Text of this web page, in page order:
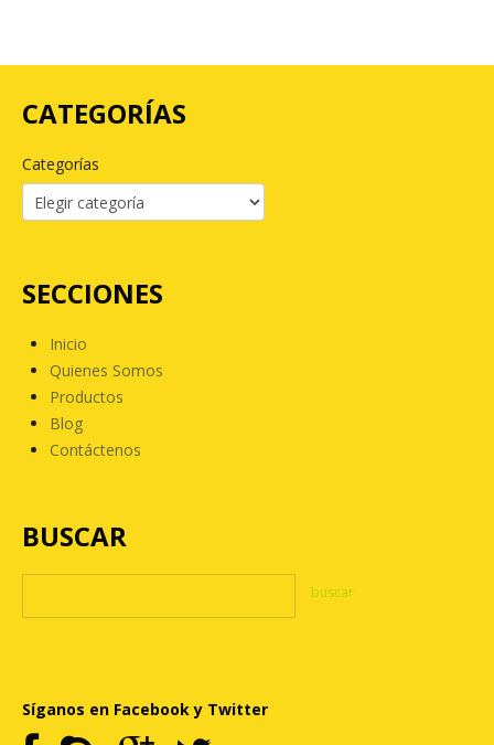
CATEGORÍAS
Categorías
SECCIONES
Inicio
Quienes Somos
Productos
Blog
Contáctenos
BUSCAR
Síganos en Facebook y Twitter